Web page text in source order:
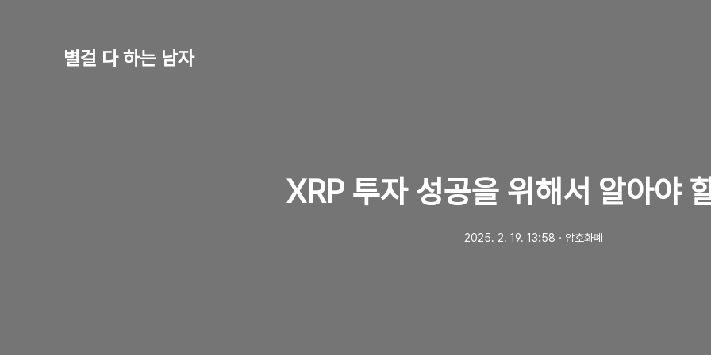
별걸 다 하는 남자
XRP 투자 성공을 위해서 알아야
2025. 2. 19. 13:58 ㆍ 암호화폐